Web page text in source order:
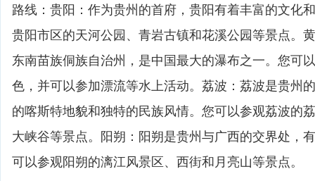
路线：贵阳：作为贵州的首府，贵阳有着丰富的文化
贵阳市区的天河公园、青岩古镇和花溪公园等景点。
东南苗族侗族自治州，是中国最大的瀑布之一。您可
色，并可以参加漂流等水上活动。荔波：荔波是贵州
的喀斯特地貌和独特的民族风情。您可以参观荔波的
大峡谷等景点。阳朔：阳朔是贵州与广西的交界处，
可以参观阳朔的漓江风景区、西街和月亮山等景点。